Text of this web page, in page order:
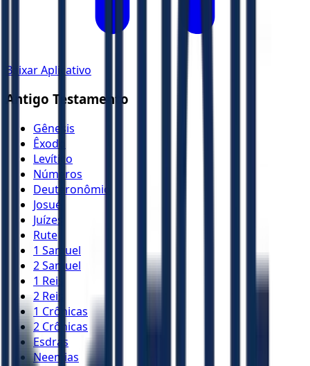
Baixar Aplicativo
Antigo Testamento
Gênesis
Êxodo
Levítico
Números
Deuteronômio
Josué
Juízes
Rute
1 Samuel
2 Samuel
1 Reis
2 Reis
1 Crônicas
2 Crônicas
Esdras
Neemias